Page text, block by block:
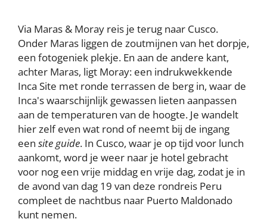
Via Maras & Moray reis je terug naar Cusco.
Onder Maras liggen de zoutmijnen van het dorpje,
een fotogeniek plekje. En aan de andere kant,
achter Maras, ligt Moray: een indrukwekkende
Inca Site met ronde terrassen de berg in, waar de
Inca's waarschijnlijk gewassen lieten aanpassen
aan de temperaturen van de hoogte. Je wandelt
hier zelf even wat rond of neemt bij de ingang
een site guide. In Cusco, waar je op tijd voor lunch
aankomt, word je weer naar je hotel gebracht
voor nog een vrije middag en vrije dag, zodat je in
de avond van dag 19 van deze rondreis Peru
compleet de nachtbus naar Puerto Maldonado
kunt nemen.